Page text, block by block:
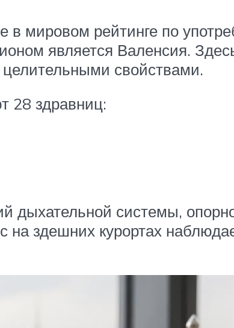
в мировом рейтинге по
является Валенсия.
свойствами.
28 здравниц:
дыхательной системы,
здешних курортах